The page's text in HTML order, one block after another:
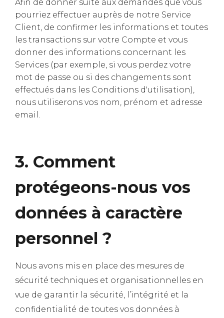
Afin de donner suite aux demandes que vous
pourriez effectuer auprès de notre Service
Client, de confirmer les informations et toutes
les transactions sur votre Compte et vous
donner des informations concernant les
Services (par exemple, si vous perdez votre
mot de passe ou si des changements sont
effectués dans les Conditions d'utilisation),
nous utiliserons vos nom, prénom et adresse
email.
3. Comment
protégeons-nous vos
données à caractère
personnel ?
Nous avons mis en place des mesures de
sécurité techniques et organisationnelles en
vue de garantir la sécurité, l’intégrité et la
confidentialité de toutes vos données à